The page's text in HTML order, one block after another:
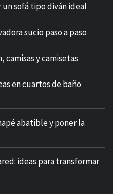
un sofá tipo diván ideal
sucio paso a paso
camisas y camisetas
en cuartos de baño
abatible y poner la
ideas para transformar